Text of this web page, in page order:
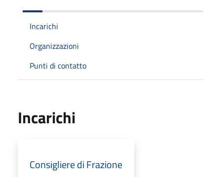
Incarichi
Organizzazioni
Punti di contatto
Incarichi
Consigliere di Frazione